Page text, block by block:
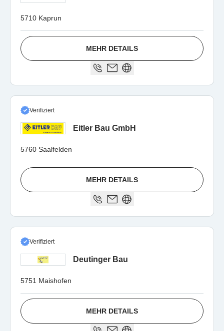
5710 Kaprun
MEHR DETAILS
Verifiziert
Eitler Bau GmbH
5760 Saalfelden
MEHR DETAILS
Verifiziert
Deutinger Bau
5751 Maishofen
MEHR DETAILS